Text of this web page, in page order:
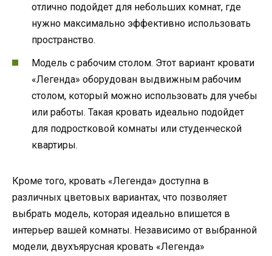
отлично подойдет для небольших комнат, где
нужно максимально эффективно использовать
пространство.
Модель с рабочим столом. Этот вариант кровати
«Легенда» оборудован выдвижным рабочим
столом, который можно использовать для учебы
или работы. Такая кровать идеально подойдет
для подростковой комнаты или студенческой
квартиры.
Кроме того, кровать «Легенда» доступна в
различных цветовых вариантах, что позволяет
выбрать модель, которая идеально впишется в
интерьер вашей комнаты. Независимо от выбранной
модели, двухъярусная кровать «Легенда»